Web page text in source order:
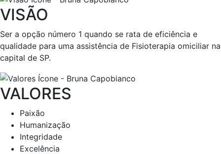
VISÃO
Ser a opção número 1 quando se rata de eficiência e
qualidade para uma assistência de Fisioterapia omiciliar na
capital de SP.
VALORES
Paixão
Humanização
Integridade
Excelência